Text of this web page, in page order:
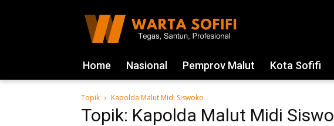
Home Nasional Pemprov Malut Kota Sofifi
Topik Kapolda Malut Midi Siswoko
Topik: Kapolda Malut Midi